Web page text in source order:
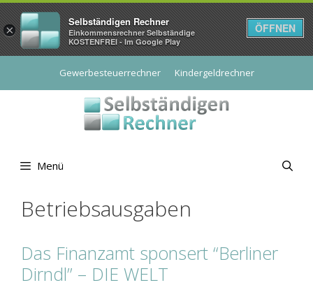
Gewerbesteuerrechner Kindergeldrechner
Menü
Betriebsausgaben
Das Finanzamt sponsert “Berliner
Dirndl” – DIE WELT
×
Selbständigen Rechner
Einkommensrechner Selbständige
KOSTENFREI - Im Google Play
ÖFFNEN